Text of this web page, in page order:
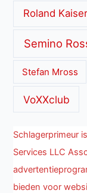
Roland Kaiser
Semino
Stefan Mross
VoXXclub
Schlagerprimeur
Services LLC
bieden voor